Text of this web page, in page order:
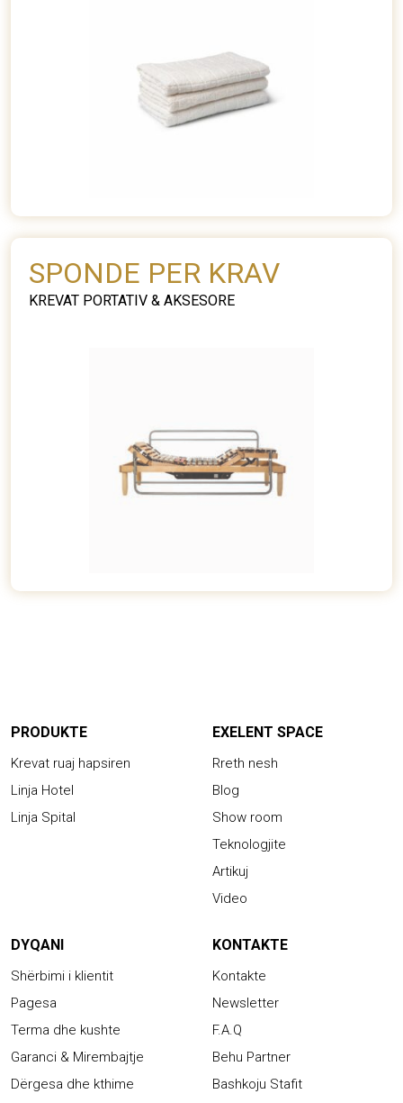
SPONDE PER KRAV
KREVAT PORTATIV & AKSESORE
PRODUKTE
Krevat ruaj hapsiren
Linja Hotel
Linja Spital
EXELENT SPACE
Rreth nesh
Blog
Show room
Teknologjite
Artikuj
Video
DYQANI
Shërbimi i klientit
Pagesa
Terma dhe kushte
Garanci & Mirembajtje
Dërgesa dhe kthime
KONTAKTE
Kontakte
Newsletter
F.A.Q
Behu Partner
Bashkoju Stafit